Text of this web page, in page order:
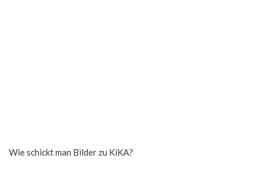
Wie schickt man Bilder zu KiKA?